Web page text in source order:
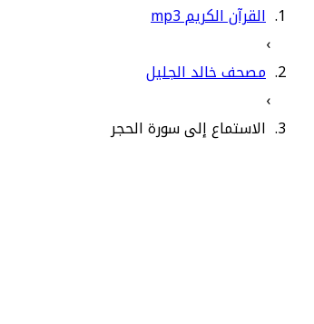
القرآن الكريم mp3
›
مصحف خالد الجليل
›
الاستماع إلى سورة الحجر